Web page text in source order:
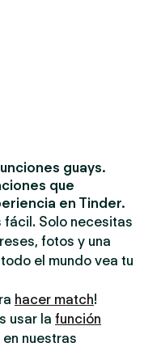
guays.
que
en Tinder.
fácil. Solo necesitas
fotos y una
el mundo vea tu
hacer match!
usar la función
nuestras